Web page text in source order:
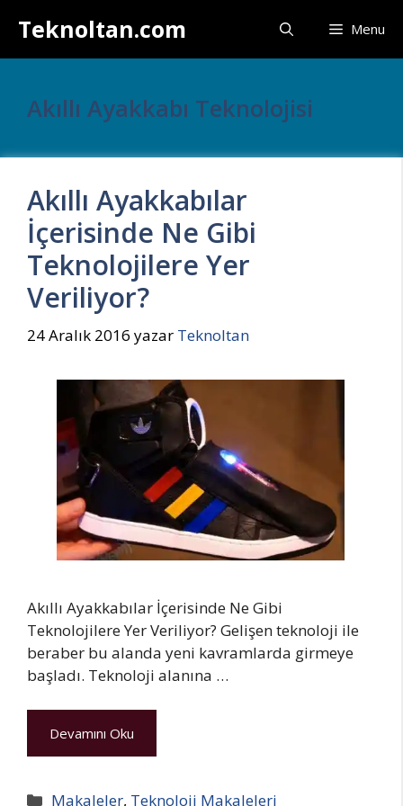
atlaTeknoltan.com Menu
Akıllı Ayakkabı Teknolojisi
Akıllı Ayakkabılar
İçerisinde Ne Gibi
Teknolojilere Yer
Veriliyor?
24 Aralık 2016 yazar Teknoltan
Akıllı Ayakkabılar İçerisinde Ne Gibi
Teknolojilere Yer Veriliyor? Gelişen teknoloji ile
beraber bu alanda yeni kavramlarda girmeye
başladı. Teknoloji alanına …
Devamını Oku
Kategoriler
Makaleler, Teknoloji Makaleleri